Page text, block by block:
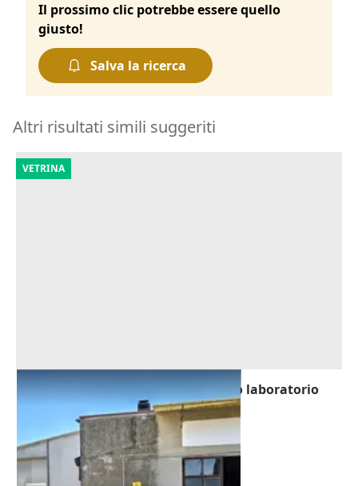
Il prossimo clic potrebbe essere quello
giusto!
Salva la ricerca
Altri risultati simili suggeriti
VETRINA
Asta Capannone artigianale ad uso laboratorio
Costa di Rovigo (Rovigo)
Offerta minima
16.875 €
14/09/2026